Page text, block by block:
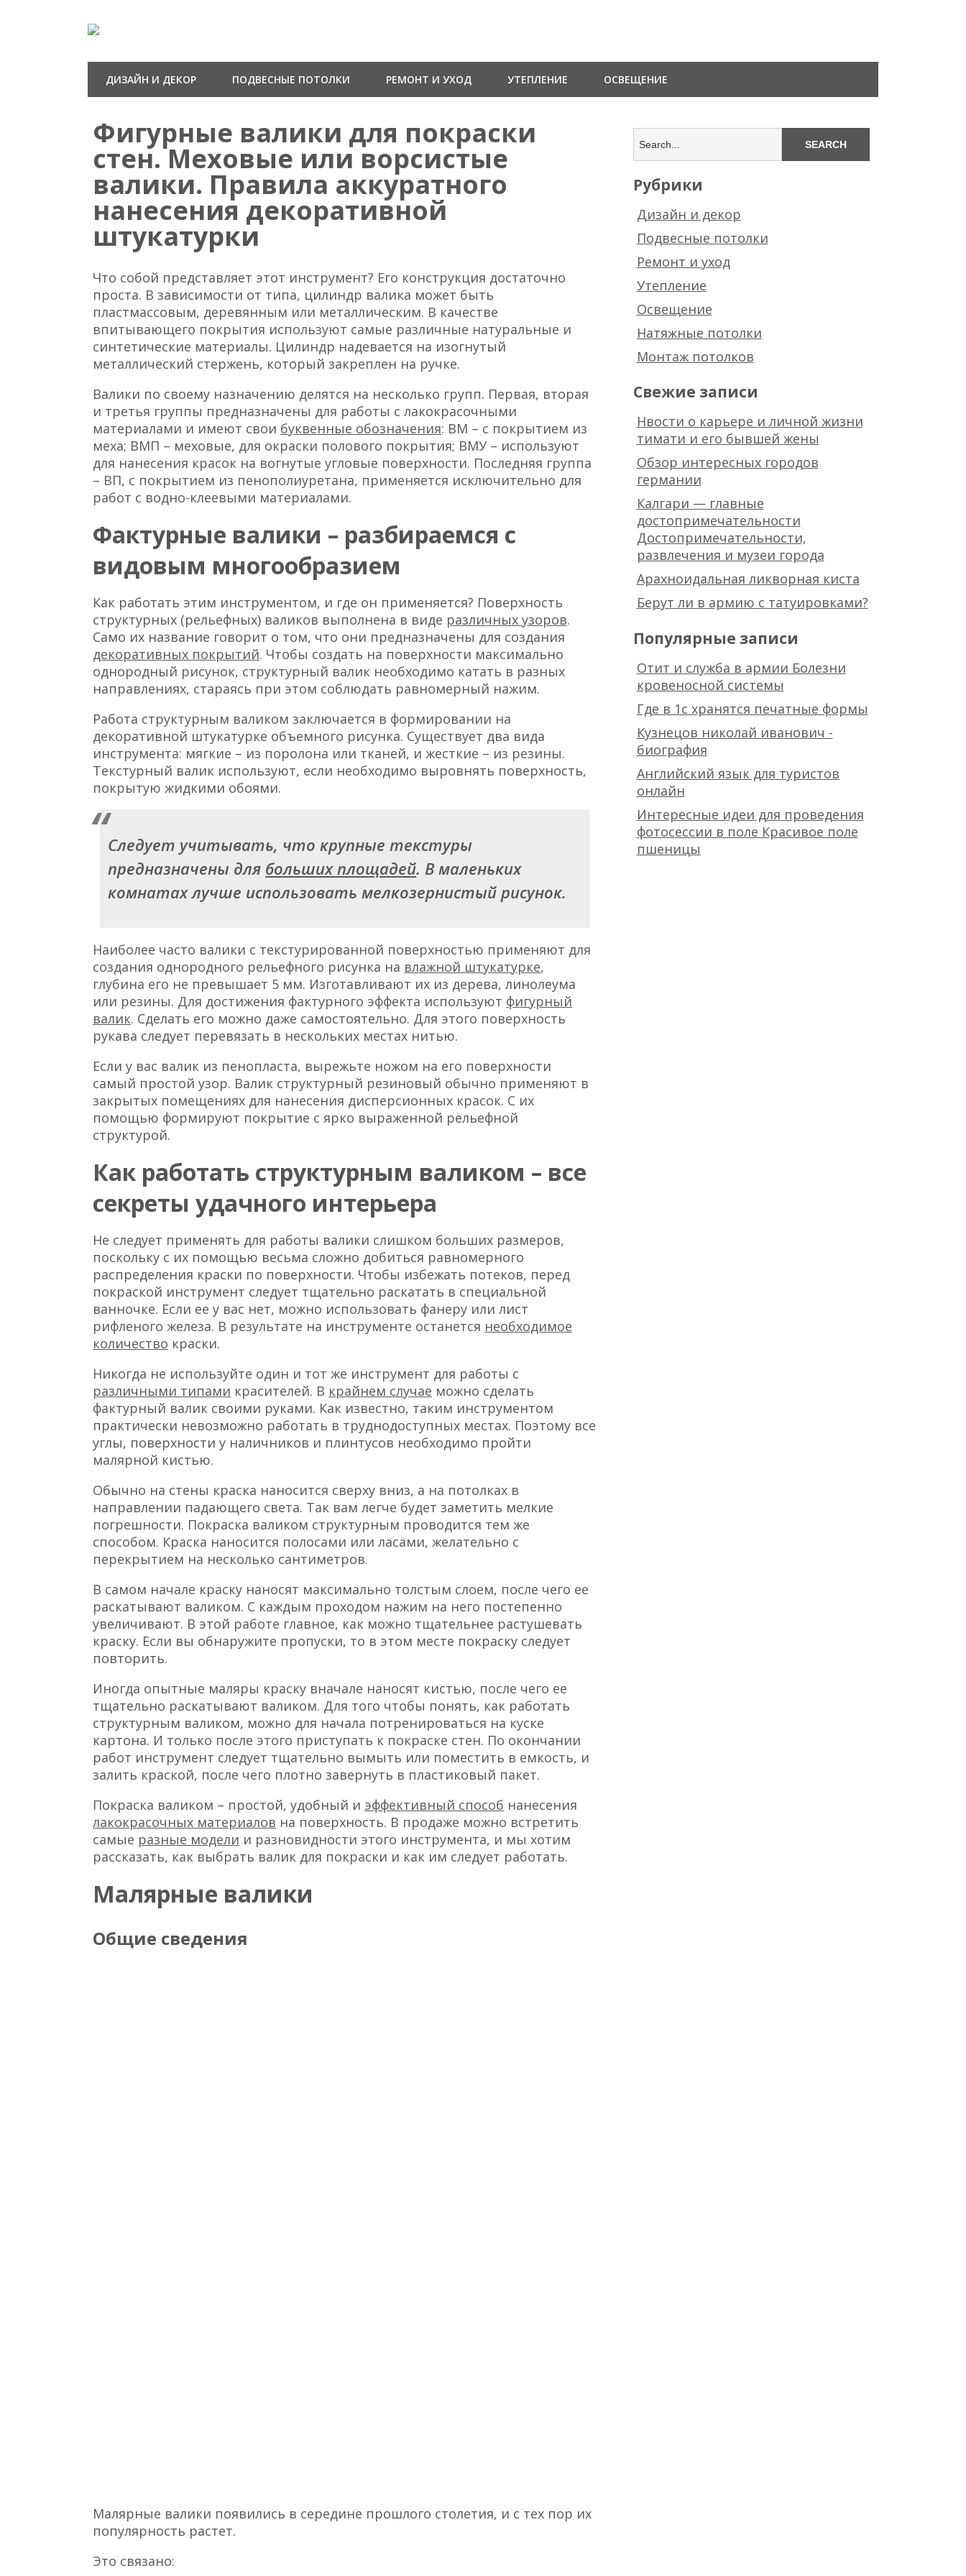
ДИЗАЙН И ДЕКОР ПОДВЕСНЫЕ ПОТОЛКИ РЕМОНТ И УХОД УТЕПЛЕНИЕ ОСВЕЩЕНИЕ
Фигурные валики для покраски
стен. Меховые или ворсистые
валики. Правила аккуратного
нанесения декоративной
штукатурки
Что собой представляет этот инструмент? Его конструкция достаточно
проста. В зависимости от типа, цилиндр валика может быть
пластмассовым, деревянным или металлическим. В качестве
впитывающего покрытия используют самые различные натуральные и
синтетические материалы. Цилиндр надевается на изогнутый
металлический стержень, который закреплен на ручке.
Валики по своему назначению делятся на несколько групп. Первая, вторая
и третья группы предназначены для работы с лакокрасочными
материалами и имеют свои буквенные обозначения: ВМ – с покрытием из
меха; ВМП – меховые, для окраски полового покрытия; ВМУ – используют
для нанесения красок на вогнутые угловые поверхности. Последняя группа
– ВП, с покрытием из пенополиуретана, применяется исключительно для
работ с водно-клеевыми материалами.
Фактурные валики – разбираемся с
видовым многообразием
Как работать этим инструментом, и где он применяется? Поверхность
структурных (рельефных) валиков выполнена в виде различных узоров.
Само их название говорит о том, что они предназначены для создания
декоративных покрытий. Чтобы создать на поверхности максимально
однородный рисунок, структурный валик необходимо катать в разных
направлениях, стараясь при этом соблюдать равномерный нажим.
Работа структурным валиком заключается в формировании на
декоративной штукатурке объемного рисунка. Существует два вида
инструмента: мягкие – из поролона или тканей, и жесткие – из резины.
Текстурный валик используют, если необходимо выровнять поверхность,
покрытую жидкими обоями.
Следует учитывать, что крупные текстуры
предназначены для больших площадей. В маленьких
комнатах лучше использовать мелкозернистый рисунок.
Наиболее часто валики с текстурированной поверхностью применяют для
создания однородного рельефного рисунка на влажной штукатурке,
глубина его не превышает 5 мм. Изготавливают их из дерева, линолеума
или резины. Для достижения фактурного эффекта используют фигурный
валик. Сделать его можно даже самостоятельно. Для этого поверхность
рукава следует перевязать в нескольких местах нитью.
Если у вас валик из пенопласта, вырежьте ножом на его поверхности
самый простой узор. Валик структурный резиновый обычно применяют в
закрытых помещениях для нанесения дисперсионных красок. С их
помощью формируют покрытие с ярко выраженной рельефной
структурой.
Как работать структурным валиком – все
секреты удачного интерьера
Не следует применять для работы валики слишком больших размеров,
поскольку с их помощью весьма сложно добиться равномерного
распределения краски по поверхности. Чтобы избежать потеков, перед
покраской инструмент следует тщательно раскатать в специальной
ванночке. Если ее у вас нет, можно использовать фанеру или лист
рифленого железа. В результате на инструменте останется необходимое
количество краски.
Никогда не используйте один и тот же инструмент для работы с
различными типами красителей. В крайнем случае можно сделать
фактурный валик своими руками. Как известно, таким инструментом
практически невозможно работать в труднодоступных местах. Поэтому все
углы, поверхности у наличников и плинтусов необходимо пройти
малярной кистью.
Обычно на стены краска наносится сверху вниз, а на потолках в
направлении падающего света. Так вам легче будет заметить мелкие
погрешности. Покраска валиком структурным проводится тем же
способом. Краска наносится полосами или ласами, желательно с
перекрытием на несколько сантиметров.
В самом начале краску наносят максимально толстым слоем, после чего ее
раскатывают валиком. С каждым проходом нажим на него постепенно
увеличивают. В этой работе главное, как можно тщательнее растушевать
краску. Если вы обнаружите пропуски, то в этом месте покраску следует
повторить.
Иногда опытные маляры краску вначале наносят кистью, после чего ее
тщательно раскатывают валиком. Для того чтобы понять, как работать
структурным валиком, можно для начала потренироваться на куске
картона. И только после этого приступать к покраске стен. По окончании
работ инструмент следует тщательно вымыть или поместить в емкость, и
залить краской, после чего плотно завернуть в пластиковый пакет.
Покраска валиком – простой, удобный и эффективный способ нанесения
лакокрасочных материалов на поверхность. В продаже можно встретить
самые разные модели и разновидности этого инструмента, и мы хотим
рассказать, как выбрать валик для покраски и как им следует работать.
Малярные валики
Общие сведения
Малярные валики появились в середине прошлого столетия, и с тех пор их
популярность растет.
Это связано:
Рубрики
Дизайн и декор
Подвесные потолки
Ремонт и уход
Утепление
Освещение
Натяжные потолки
Монтаж потолков
Свежие записи
Нвости о карьере и личной жизни
тимати и его бывшей жены
Обзор интересных городов
германии
Калгари — главные
достопримечательности
Достопримечательности,
развлечения и музеи города
Арахноидальная ликворная киста
Берут ли в армию с татуировками?
Популярные записи
Отит и служба в армии Болезни
кровеносной системы
Где в 1с хранятся печатные формы
Кузнецов николай иванович -
биография
Английский язык для туристов
онлайн
Интересные идеи для проведения
фотосессии в поле Красивое поле
пшеницы